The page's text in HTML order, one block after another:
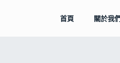
首頁 關於我